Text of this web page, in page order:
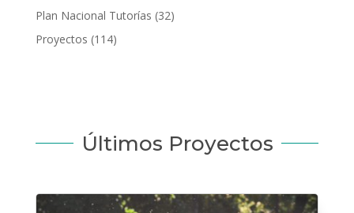
Plan Nacional Tutorías (32)
Proyectos (114)
Últimos Proyectos